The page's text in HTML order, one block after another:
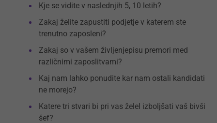
Kje se vidite v naslednjih 5, 10 letih?
Zakaj želite zapustiti podjetje v katerem ste
trenutno zaposleni?
Zakaj so v vašem življenjepisu premori med
različnimi zaposlitvami?
Kaj nam lahko ponudite kar nam ostali kandidati
ne morejo?
Katere tri stvari bi pri vas želel izboljšati vaš bivši
šef?